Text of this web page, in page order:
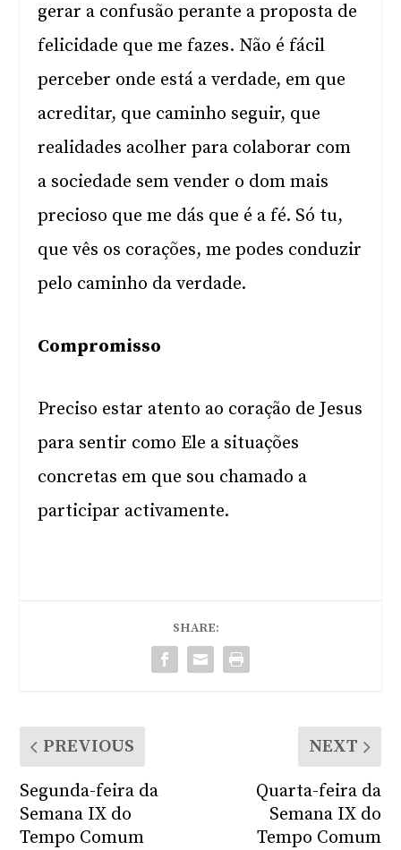
gerar a confusão perante a proposta de
felicidade que me fazes. Não é fácil
perceber onde está a verdade, em que
acreditar, que caminho seguir, que
realidades acolher para colaborar com
a sociedade sem vender o dom mais
precioso que me dás que é a fé. Só tu,
que vês os corações, me podes conduzir
pelo caminho da verdade.
Compromisso
Preciso estar atento ao coração de Jesus
para sentir como Ele a situações
concretas em que sou chamado a
participar activamente.
SHARE:
PREVIOUS
Segunda-feira da
Semana IX do
Tempo Comum
NEXT
Quarta-feira da
Semana IX do
Tempo Comum